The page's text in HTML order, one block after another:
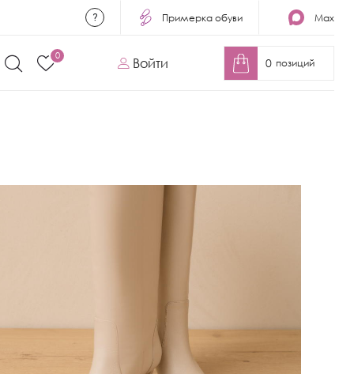
Примерка обуви Max
0
Войти 0 позиций